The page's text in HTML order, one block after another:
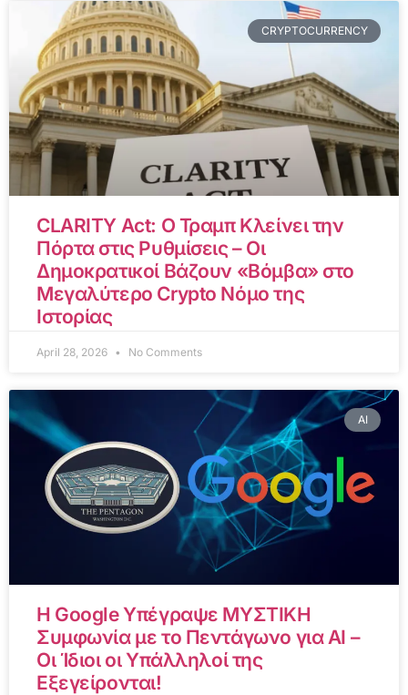
CRYPTOCURRENCY
CLARITY Act: Ο Τραμπ Κλείνει την
Πόρτα στις Ρυθμίσεις – Οι
Δημοκρατικοί Βάζουν «Βόμβα» στο
Μεγαλύτερο Crypto Νόμο της
Ιστορίας
April 28, 2026 No Comments
AI
Η Google Υπέγραψε ΜΥΣΤΙΚΗ
Συμφωνία με το Πεντάγωνο για AI –
Οι Ίδιοι οι Υπάλληλοί της
Εξεγείρονται!